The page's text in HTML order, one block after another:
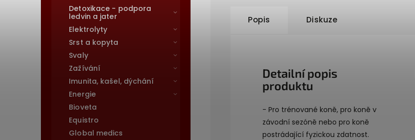
Detoxikace - podpora
ledvin a jater
Elektrolyty
Srst a kopyta
Svaly
Zažívání
Imunita, kašel, dýchání
Energie
Bioveta
Equistro
Global medics
Popis Diskuze
Detailní popis
produktu
- Pro trénované koně, pro koně v
závodní sezóně nebo pro koně
postrádající fyzickou zdatnost.